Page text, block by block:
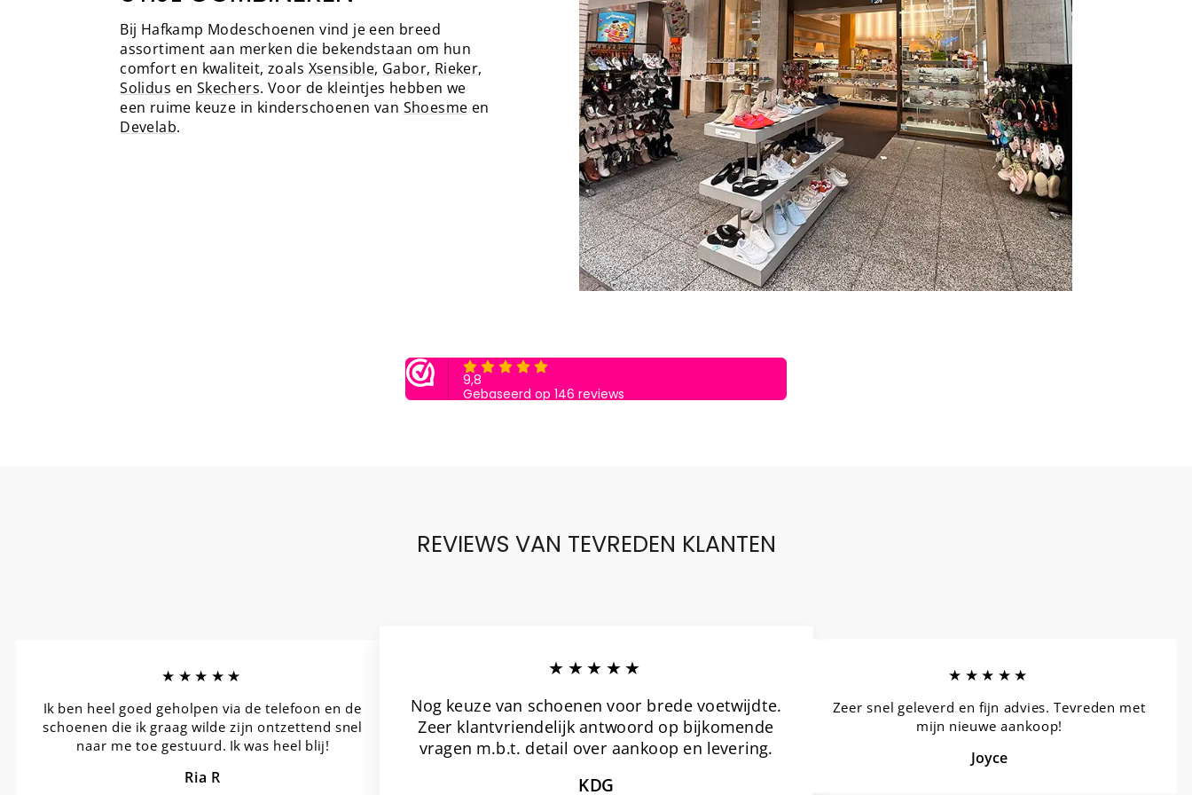
Bij Hafkamp Modeschoenen vind je een breed
assortiment aan merken die bekendstaan om hun
comfort en kwaliteit, zoals Xsensible, Gabor, Rieker,
Solidus en Skechers. Voor de kleintjes hebben we
een ruime keuze in kinderschoenen van Shoesme en
Develab.
REVIEWS VAN TEVREDEN KLANTEN
★★★★★
Ik ben heel goed geholpen via de telefoon en de
schoenen die ik graag wilde zijn ontzettend snel
naar me toe gestuurd. Ik was heel blij!
Ria R
★★★★★
Nog keuze van schoenen voor brede voetwijdte.
Zeer klantvriendelijk antwoord op bijkomende
vragen m.b.t. detail over aankoop en levering.
KDG
★★★★★
Zeer snel geleverd en fijn advies. Tevreden met
mijn nieuwe aankoop!
Joyce